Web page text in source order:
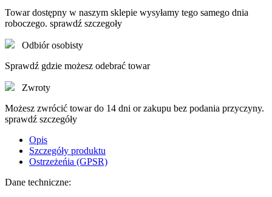
Towar dostępny w naszym sklepie wysyłamy tego samego dnia
roboczego. sprawdź szczegoły
Odbiór osobisty
Sprawdź gdzie możesz odebrać towar
Zwroty
Możesz zwrócić towar do 14 dni or zakupu bez podania przyczyny.
sprawdź szczegóły
Opis
Szczegóły produktu
Ostrzeżeńia (GPSR)
Dane techniczne: